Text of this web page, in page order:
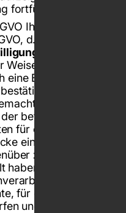
fortführen;
Ihre einmal (auch
d.h. vor dem
und
Erklärung oder
Willen, dass
betreffenden
für einen oder
einverstanden
zu widerrufen
haben. Dies hat zur
die auf
für die Zukunft
und